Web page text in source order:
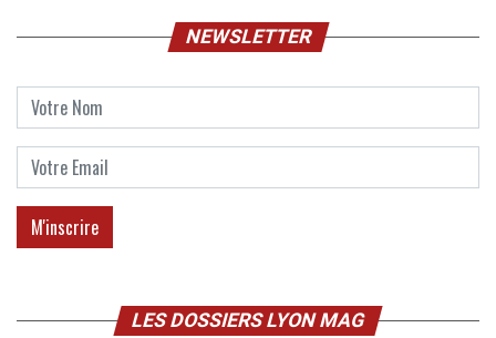
NEWSLETTER
LES DOSSIERS LYON MAG